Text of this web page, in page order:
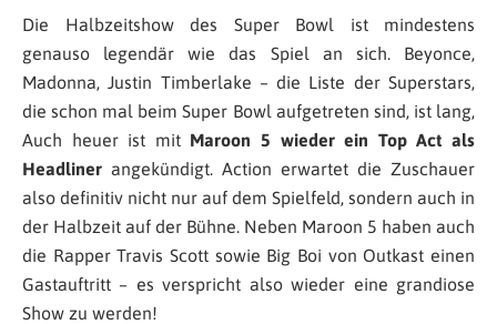
Die Halbzeitshow des Super Bowl ist mindestens
genauso legendär wie das Spiel an sich. Beyonce,
Madonna, Justin Timberlake – die Liste der Superstars,
die schon mal beim Super Bowl aufgetreten sind, ist lang,
Auch heuer ist mit Maroon 5 wieder ein Top Act als
Headliner angekündigt. Action erwartet die Zuschauer
also definitiv nicht nur auf dem Spielfeld, sondern auch in
der Halbzeit auf der Bühne. Neben Maroon 5 haben auch
die Rapper Travis Scott sowie Big Boi von Outkast einen
Gastauftritt – es verspricht also wieder eine grandiose
Show zu werden!